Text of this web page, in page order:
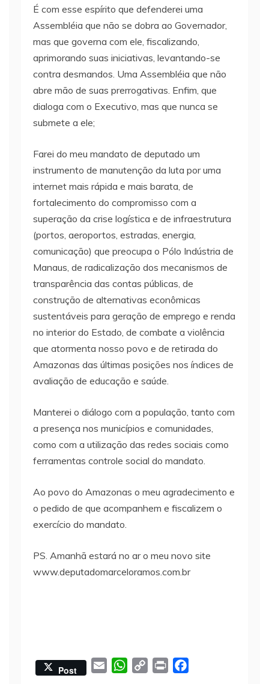
É com esse espírito que defenderei uma
Assembléia que não se dobra ao Governador,
mas que governa com ele, fiscalizando,
aprimorando suas iniciativas, levantando-se
contra desmandos. Uma Assembléia que não
abre mão de suas prerrogativas. Enfim, que
dialoga com o Executivo, mas que nunca se
submete a ele;
Farei do meu mandato de deputado um
instrumento de manutenção da luta por uma
internet mais rápida e mais barata, de
fortalecimento do compromisso com a
superação da crise logística e de infraestrutura
(portos, aeroportos, estradas, energia,
comunicação) que preocupa o Pólo Indústria de
Manaus, de radicalização dos mecanismos de
transparência das contas públicas, de
construção de alternativas econômicas
sustentáveis para geração de emprego e renda
no interior do Estado, de combate a violência
que atormenta nosso povo e de retirada do
Amazonas das últimas posições nos índices de
avaliação de educação e saúde.
Manterei o diálogo com a população, tanto com
a presença nos municípios e comunidades,
como com a utilização das redes sociais como
ferramentas controle social do mandato.
Ao povo do Amazonas o meu agradecimento e
o pedido de que acompanhem e fiscalizem o
exercício do mandato.
PS. Amanhã estará no ar o meu novo site
www.deputadomarceloramos.com.br
Post
W